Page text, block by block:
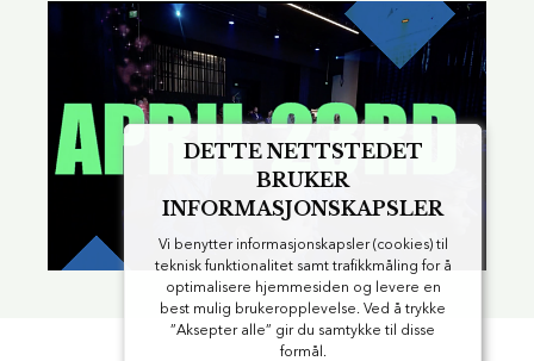
DETTE NETTSTEDET
BRUKER
INFORMASJONSKAPSLER
Vi benytter informasjonskapsler (cookies) til
teknisk funktionalitet samt trafikkmåling for å
optimalisere hjemmesiden og levere en
best mulig brukeropplevelse. Ved å trykke
”Aksepter alle” gir du samtykke til disse
formål.